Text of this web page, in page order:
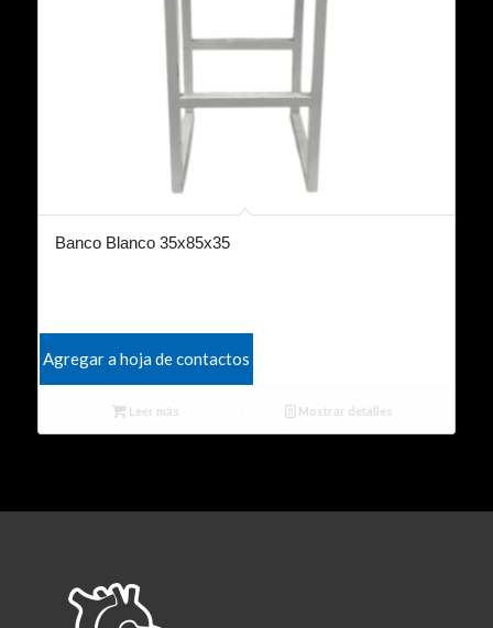
Banco Blanco 35x85x35
Agregar a hoja de contactos
Leer más Mostrar detalles